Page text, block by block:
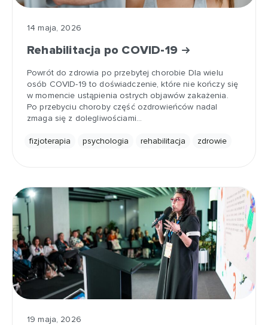
14 maja, 2026
Rehabilitacja po COVID-19
Powrót do zdrowia po przebytej chorobie Dla wielu
osób COVID-19 to doświadczenie, które nie kończy się
w momencie ustąpienia ostrych objawów zakażenia.
Po przebyciu choroby część ozdrowieńców nadal
zmaga się z dolegliwościami…
fizjoterapia psychologia rehabilitacja zdrowie
19 maja, 2026